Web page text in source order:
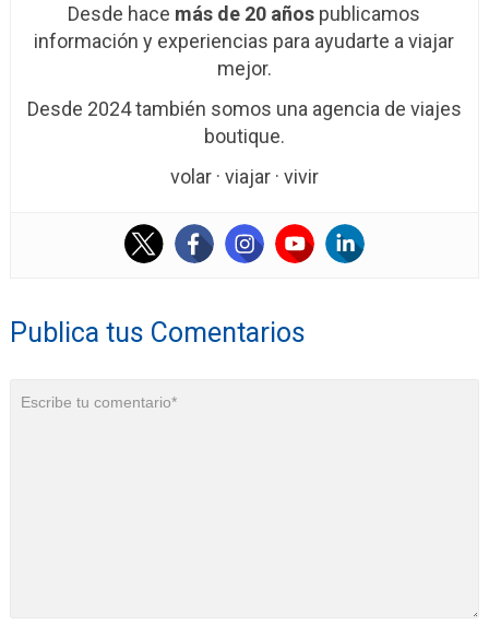
Desde hace más de 20 años publicamos
información y experiencias para ayudarte a viajar
mejor.
Desde 2024 también somos una agencia de viajes
boutique.
volar · viajar · vivir
Publica tus Comentarios